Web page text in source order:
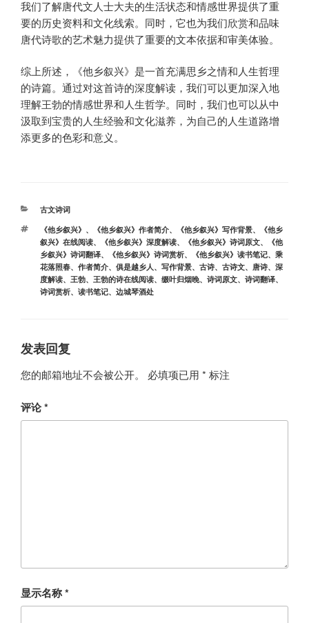
我们了解唐代文人士大夫的生活状态和情感世界提供了重
要的历史资料和文化线索。同时，它也为我们欣赏和品味
唐代诗歌的艺术魅力提供了重要的文本依据和审美体验。
综上所述，《他乡叙兴》是一首充满思乡之情和人生哲理
的诗篇。通过对这首诗的深度解读，我们可以更加深入地
理解王勃的情感世界和人生哲学。同时，我们也可以从中
汲取到宝贵的人生经验和文化滋养，为自己的人生道路增
添更多的色彩和意义。
分
古文诗词
标
签
《他乡叙兴》 、 《他乡叙兴》作者简介、 《他乡叙兴》写作背景、
《他乡
叙兴》在线阅读、 《他乡叙兴》深度解读、 《他乡叙兴》诗词原文、
《他
乡叙兴》诗词翻译、 《他乡叙兴》诗词赏析、 《他乡叙兴》读书笔记、 乘
花落照春、 作者简介、 俱是越乡人 、 写作背景、 古诗、 古诗文、 唐诗、 深
度解读、 王勃、 王勃的诗在线阅读、 缀叶归烟晚、 诗词原文、 诗词翻译、
诗词赏析、 读书笔记、 边城琴酒处
发表回复
您的邮箱地址不会被公开。 必填项已用 * 标注
评论*
显示名称*